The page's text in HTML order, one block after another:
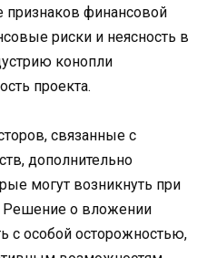
признаков финансовой
риски и неясность в
конопли
проекта.
связанные с
дополнительно
могут возникнуть при
Решение о вложении
с особой осторожностью,